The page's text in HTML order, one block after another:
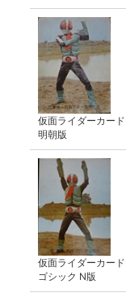
仮面ライダーカー
明朝版
仮面ライダーカー
ゴシック N版